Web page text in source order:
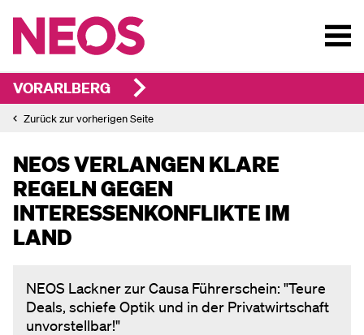
VORARLBERG
Zurück zur vorherigen Seite
NEOS VERLANGEN KLARE
REGELN GEGEN
INTERESSENKONFLIKTE IM
LAND
NEOS Lackner zur Causa Führerschein: "Teure
Deals, schiefe Optik und in der Privatwirtschaft
unvorstellbar!"